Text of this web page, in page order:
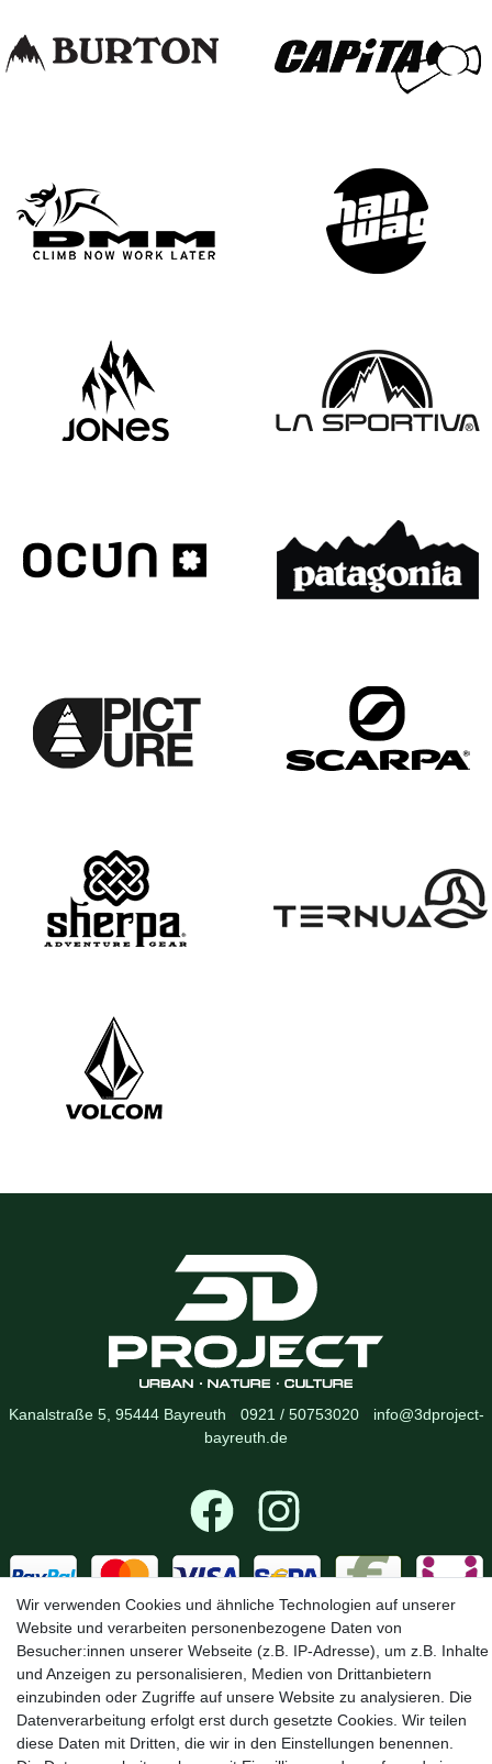
Kanalstraße 5, 95444 Bayreuth 0921 / 50753020· info@3dproject-
bayreuth.de
Widerrufs­recht·Impressum·Daten­schutz­erklärung ·AGB·
Vertrag widerrufen
Wir verwenden Cookies und ähnliche Technologien auf unserer
Website und verarbeiten personenbezogene Daten von
Besucher:innen unserer Webseite (z.B. IP-Adresse), um z.B. Inhalte
und Anzeigen zu personalisieren, Medien von Drittanbietern
einzubinden oder Zugriffe auf unsere Website zu analysieren. Die
Datenverarbeitung erfolgt erst durch gesetzte Cookies. Wir teilen
diese Daten mit Dritten, die wir in den Einstellungen benennen.